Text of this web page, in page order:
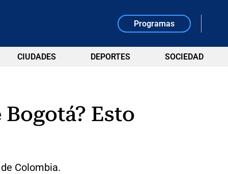
Programas
CIUDADES DEPORTES SOCIEDAD
Esto
Colombia.